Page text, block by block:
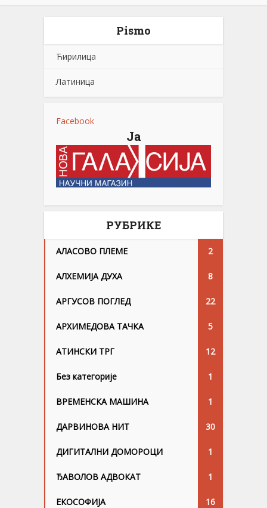
Pismo
Ћирилица
Латиница
Facebook
Ја
РУБРИКЕ
АЛАСОВО ПЛЕМЕ 2
АЛХЕМИЈА ДУХА 8
АРГУСОВ ПОГЛЕД 22
АРХИМЕДОВА ТАЧКА 5
АТИНСКИ ТРГ 12
Без категорије 1
ВРЕМЕНСКА МАШИНА 1
ДАРВИНОВА НИТ 30
ДИГИТАЛНИ ДОМОРОЦИ 1
ЂАВОЛОВ АДВОКАТ 1
ЕКОСОФИЈА 16